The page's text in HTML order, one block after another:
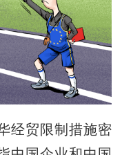
贸限制措施密